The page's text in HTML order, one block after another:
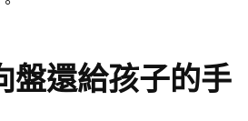
盤還給孩子的手